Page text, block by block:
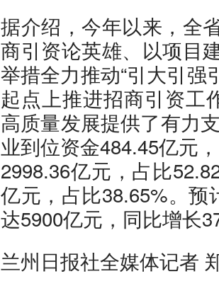
据介绍，今年以来，全
商引资论英雄、以项目
举措全力推动“引大引强
起点上推进招商引资工
高质量发展提供了有力
业到位资金484.45亿元
2998.36亿元，占比
亿元，占比38.65%。
达5900亿元，同比增长
兰州日报社全媒体记者